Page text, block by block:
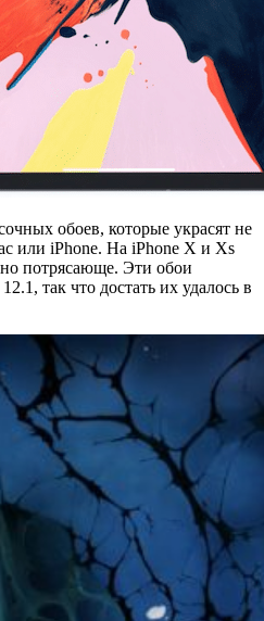
обоев, которые украсят не
или iPhone. На iPhone X и Xs
потрясающе. Эти обои
так что достать их удалось в